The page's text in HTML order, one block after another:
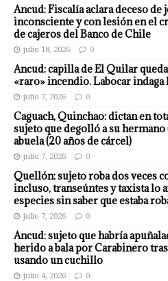
Ancud: Fiscalía aclara deceso
inconsciente y con lesión en el
de cajeros del Banco de Chile
julio 18, 2026 0
Ancud: capilla de El Quilar
«raro» incendio. Labocar indaga
julio 7, 2026 0
Caguach, Quinchao: dictan en
sujeto que degolló a su hermano
abuela (20 años de cárcel)
julio 7, 2026 0
Quellón: sujeto roba dos veces
incluso, transeúntes y taxista lo
especies sin saber que estaba
julio 7, 2026 0
Ancud: sujeto que habría
herido a bala por Carabinero
usando un cuchillo
julio 4, 2026 0